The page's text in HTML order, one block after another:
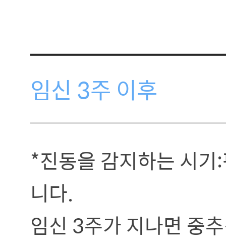
임신 3주 이후
*진동을 감지하는 시
니다.
임신 3주가 지나면 중